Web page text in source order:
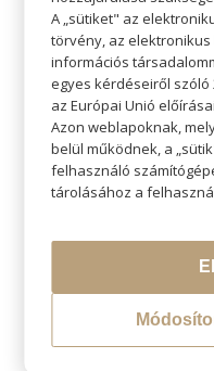
KERESÉS
Átváltoztatjuk
Hővédelem
A „sütiket" az
törvény, az
információs
egyes kérdéseiről szóló
az Európai Unió
Azon weblapoknak,
belül működnek, a
felhasználó
tárolásához a